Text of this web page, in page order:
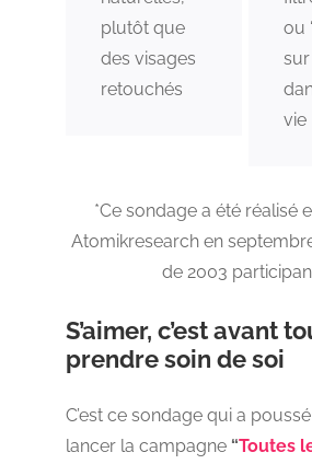
plutôt que
des visages
retouchés
ou
vie
*Ce sondage a été réalisé
Atomikresearch en
de 2003
S’aimer, c’est avant
prendre soin de soi
C’est ce sondage qui a poussé
lancer la campagne “Toutes